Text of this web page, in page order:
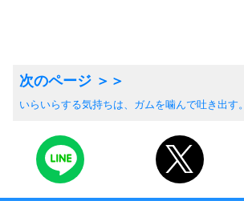
いらいらする気持ちは、ガムを噛んで吐き出す。